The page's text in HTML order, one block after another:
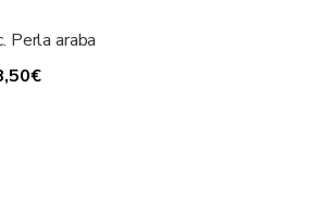
Perla araba
€Fascia